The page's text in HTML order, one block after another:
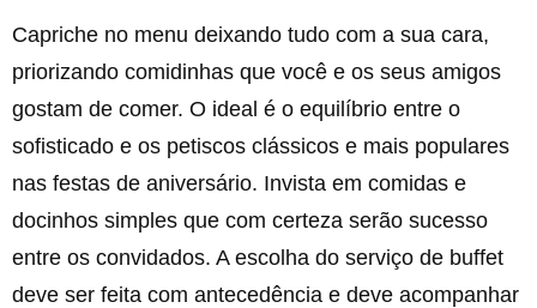
Capriche no menu deixando tudo com a sua cara,
priorizando comidinhas que você e os seus amigos
gostam de comer. O ideal é o equilíbrio entre o
sofisticado e os petiscos clássicos e mais populares
nas festas de aniversário. Invista em comidas e
docinhos simples que com certeza serão sucesso
entre os convidados. A escolha do serviço de buffet
deve ser feita com antecedência e deve acompanhar